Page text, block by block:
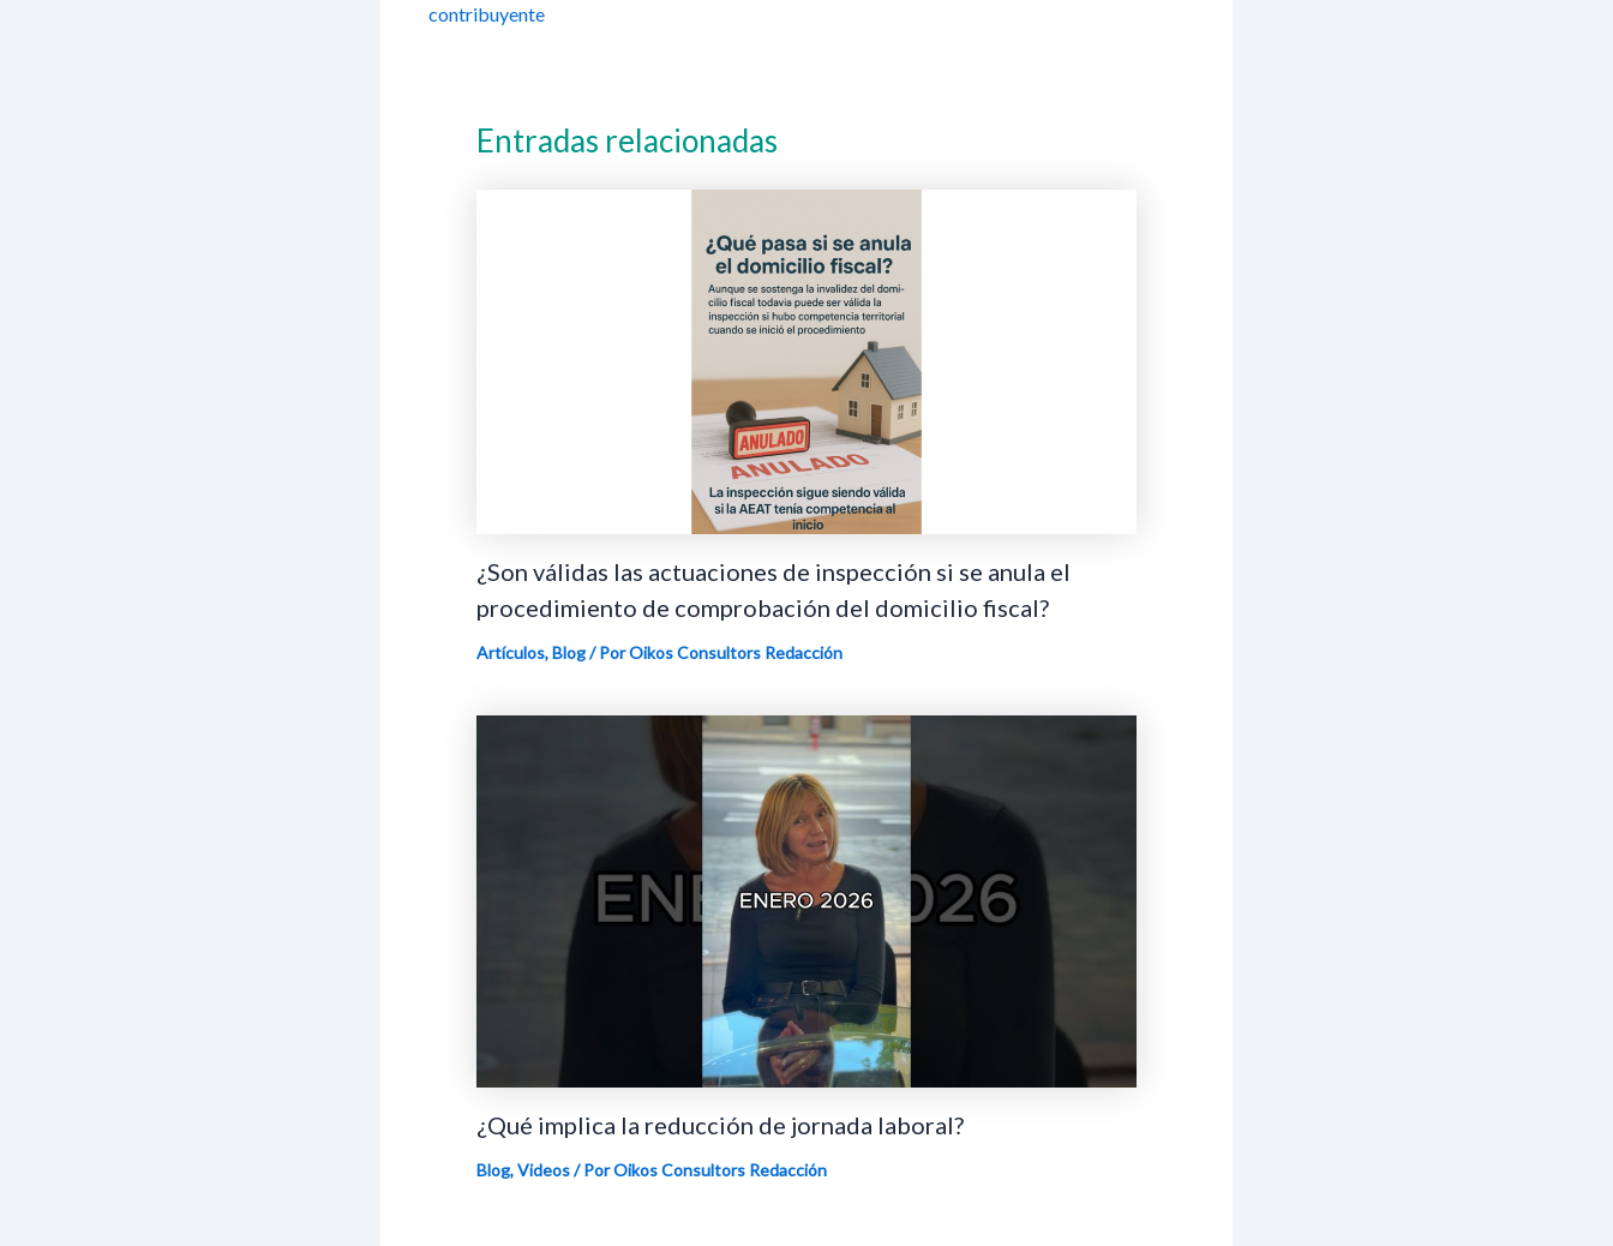
contribuyente
Entradas relacionadas
¿Son válidas las actuaciones de inspección si se anula el
procedimiento de comprobación del domicilio fiscal?
Artículos,Blog/ Por Oikos Consultors Redacción
¿Qué implica la reducción de jornada laboral?
Blog,Videos/ Por Oikos Consultors Redacción